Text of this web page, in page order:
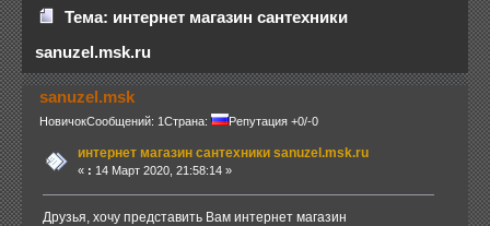
Тема: интернет магазин сантехники
sanuzel.msk.ru
sanuzel.msk
НовичокСообщений: 1 Страна: Репутация +0/-0
интернет магазин сантехники sanuzel.msk.ru
« : 14 Март 2020, 21:58:14 »
Друзья, хочу представить Вам интернет магазин